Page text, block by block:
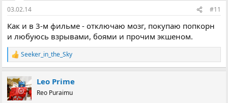
03.02.14 #11
Как и в 3-м фильме - отключаю мозг, покупаю попкорн
и любуюсь взрывами, боями и прочим экшеном.
Р
е
к
ц
і
Seeker_in_the_Sky
Leo Prime
Reo Puraimu